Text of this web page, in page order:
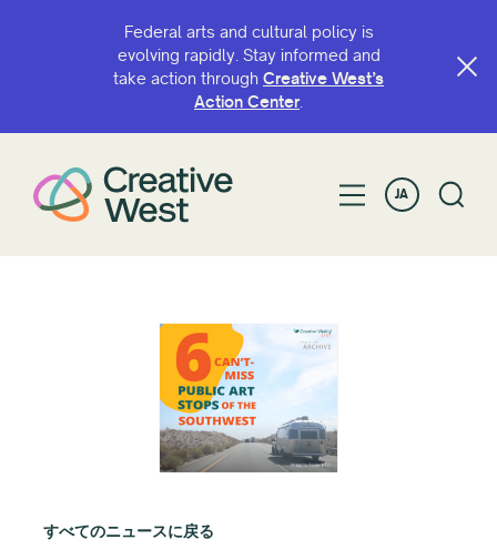
Federal arts and cultural policy is
evolving rapidly. Stay informed and
take action through Creative West’s
Action Center.
JA
すべてのニュースに戻る